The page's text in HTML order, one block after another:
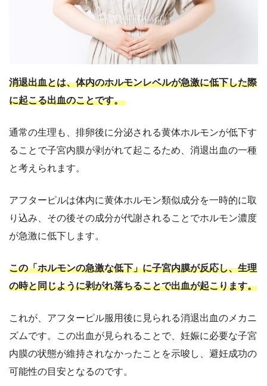
消退出血とは、体内のホルモンレベルが急激に低下した際
に起こる出血のことです。
通常の生理も、排卵後に分泌される黄体ホルモンが低下す
ることで子宮内膜が剥がれて起こるため、消退出血の一種
と考えられます。
アフターピルは体内に黄体ホルモン類似成分を一時的に取
り込み、その後その成分が代謝されることでホルモン濃度
が急激に低下します。
この「ホルモンの急激な低下」に子宮内膜が反応し、生理
の時と同じように剥がれ落ちることで出血が起こります。
これが、アフターピル服用後に見られる消退出血のメカニ
ズムです。この出血が見られることで、妊娠に必要な子宮
内膜の状態が維持されなかったことを示唆し、避妊成功の
可能性の目安となるのです。